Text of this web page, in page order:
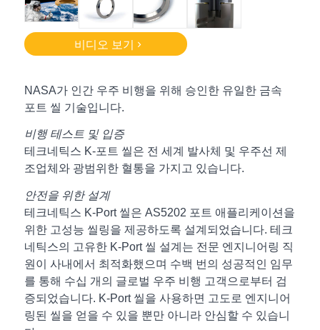
비디오 보기
NASA가 인간 우주 비행을 위해 승인한 유일한 금속
포트 씰 기술입니다.
비행 테스트 및 입증
테크네틱스 K-포트 씰은 전 세계 발사체 및 우주선 제
조업체와 광범위한 혈통을 가지고 있습니다.
안전을 위한 설계
테크네틱스 K-Port 씰은 AS5202 포트 애플리케이션을
위한 고성능 씰링을 제공하도록 설계되었습니다. 테크
네틱스의 고유한 K-Port 씰 설계는 전문 엔지니어링 직
원이 사내에서 최적화했으며 수백 번의 성공적인 임무
를 통해 수십 개의 글로벌 우주 비행 고객으로부터 검
증되었습니다. K-Port 씰을 사용하면 고도로 엔지니어
링된 씰을 얻을 수 있을 뿐만 아니라 안심할 수 있습니